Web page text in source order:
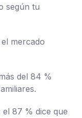
según tu
mercado
del 84 %
87 % dice que